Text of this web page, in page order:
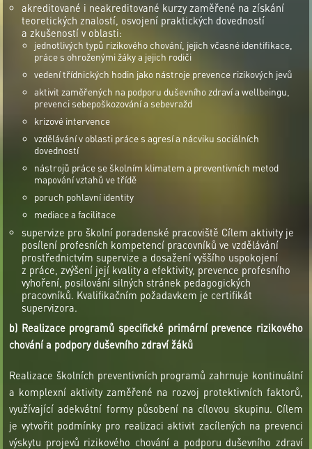
akreditované i neakreditované kurzy zaměřené na získání
teoretických znalostí, osvojení praktických dovedností
a zkušeností v oblasti:
jednotlivých typů rizikového chování, jejich včasné identifikace,
práce s ohroženými žáky a jejich rodiči
vedení třídnických hodin jako nástroje prevence rizikových jevů
aktivit zaměřených na podporu duševního zdraví a wellbeingu,
prevenci sebepoškozování a sebevražd
krizové intervence
vzdělávání v oblasti práce s agresí a nácviku sociálních
dovedností
nástrojů práce se školním klimatem a preventivních metod
mapování vztahů ve třídě
poruch pohlavní identity
mediace a facilitace
supervize pro školní poradenské pracoviště Cílem aktivity je
posílení profesních kompetencí pracovníků ve vzdělávání
prostřednictvím supervize a dosažení vyššího uspokojení
z práce, zvýšení její kvality a efektivity, prevence profesního
vyhoření, posilování silných stránek pedagogických
pracovníků. Kvalifikačním požadavkem je certifikát
supervizora.
b) Realizace programů specifické primární prevence rizikového
chování a podpory duševního zdraví žáků
Realizace školních preventivních programů zahrnuje kontinuální
a komplexní aktivity zaměřené na rozvoj protektivních faktorů,
využívající adekvátní formy působení na cílovou skupinu. Cílem
je vytvořit podmínky pro realizaci aktivit zacílených na prevenci
výskytu projevů rizikového chování a podporu duševního zdraví